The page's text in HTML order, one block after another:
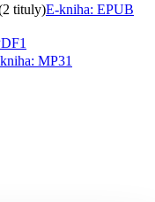
tituly)E-kniha: EPUB
1
MP31